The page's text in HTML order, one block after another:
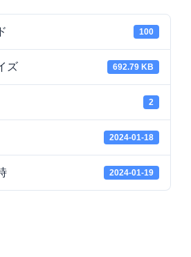
100
ズ 692.79 KB
2
2024-01-18
2024-01-19